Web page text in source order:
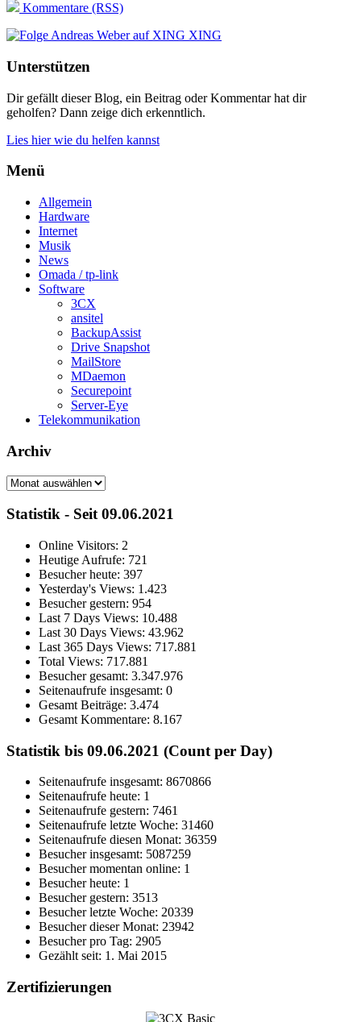
Kommentare (RSS)
XING
Unterstützen
Dir gefällt dieser Blog, ein Beitrag oder Kommentar hat dir
geholfen? Dann zeige dich erkenntlich.
Lies hier wie du helfen kannst
Menü
Allgemein
Hardware
Internet
Musik
News
Omada / tp-link
Software
3CX
ansitel
BackupAssist
Drive Snapshot
MailStore
MDaemon
Securepoint
Server-Eye
Telekommunikation
Archiv
Archiv
Statistik - Seit 09.06.2021
Online Visitors: 2
Heutige Aufrufe: 721
Besucher heute: 397
Yesterday's Views: 1.423
Besucher gestern: 954
Last 7 Days Views: 10.488
Last 30 Days Views: 43.962
Last 365 Days Views: 717.881
Total Views: 717.881
Besucher gesamt: 3.347.976
Seitenaufrufe insgesamt: 0
Gesamt Beiträge: 3.474
Gesamt Kommentare: 8.167
Statistik bis 09.06.2021 (Count per Day)
Seitenaufrufe insgesamt: 8670866
Seitenaufrufe heute: 1
Seitenaufrufe gestern: 7461
Seitenaufrufe letzte Woche: 31460
Seitenaufrufe diesen Monat: 36359
Besucher insgesamt: 5087259
Besucher momentan online: 1
Besucher heute: 1
Besucher gestern: 3513
Besucher letzte Woche: 20339
Besucher dieser Monat: 23942
Besucher pro Tag: 2905
Gezählt seit: 1. Mai 2015
Zertifizierungen